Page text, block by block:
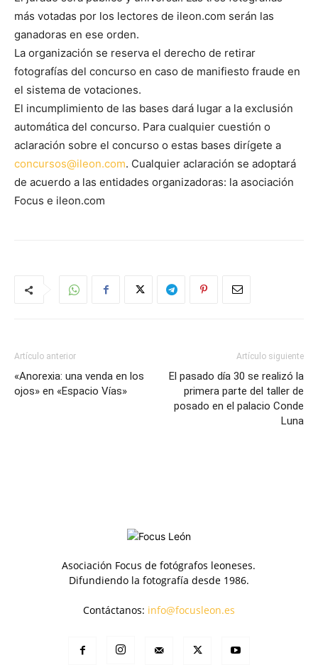
más votadas por los lectores de ileon.com serán las
ganadoras en ese orden.
La organización se reserva el derecho de retirar
fotografías del concurso en caso de manifiesto fraude en
el sistema de votaciones.
El incumplimiento de las bases dará lugar a la exclusión
automática del concurso. Para cualquier cuestión o
aclaración sobre el concurso o estas bases dirígete a
concursos@ileon.com. Cualquier aclaración se adoptará
de acuerdo a las entidades organizadoras: la asociación
Focus e ileon.com
Artículo anterior
«Anorexia: una venda en los
ojos» en «Espacio Vías»
Artículo siguiente
El pasado día 30 se realizó la
primera parte del taller de
posado en el palacio Conde
Luna
Asociación Focus de fotógrafos leoneses.
Difundiendo la fotografía desde 1986.
Contáctanos: info@focusleon.es